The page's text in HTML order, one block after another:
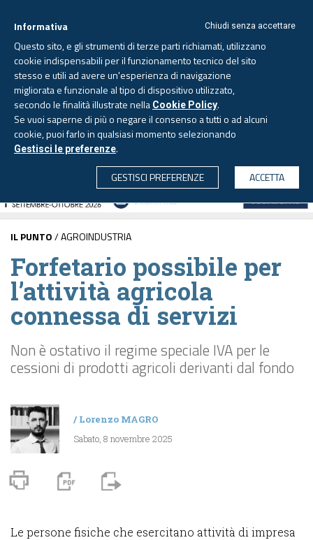
CERCA
Venerdì, 7 agosto 2026 - Aggiornato alle 6.00
IL PUNTO/ AGROINDUSTRIA
Forfetario possibile per
l’attività agricola
connessa di servizi
Non è ostativo il regime speciale IVA per le
cessioni di prodotti agricoli derivanti dal fondo
/Lorenzo MAGRO
Sabato, 8 novembre 2025
Le persone fisiche che esercitano attività di impresa
Chiudi senza accettare
Informativa
Questo sito, e gli strumenti di terze parti richiamati, utilizzano
cookie indispensabili per il funzionamento tecnico del sito
stesso e utili ad avere un'esperienza di navigazione
migliorata e funzionale al tipo di dispositivo utilizzato,
secondo le finalità illustrate nella Cookie Policy.
Se vuoi saperne di più o negare il consenso a tutti o ad alcuni
cookie, puoi farlo in qualsiasi momento selezionando
Gestisci le preferenze.
GESTISCI PREFERENZE
ACCETTA